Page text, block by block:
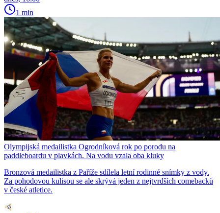
1 min
Olympijská medailistka Ogrodníková rok po porodu na
paddleboardu v plavkách. Na vodu vzala oba kluky
Bronzová medailistka z Paříže sdílela letní rodinné snímky z vody.
Za pohodovou kulisou se ale skrývá jeden z nejtvrdších comebacků
v české atletice.